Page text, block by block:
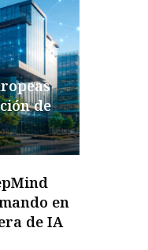
de
en
de IA